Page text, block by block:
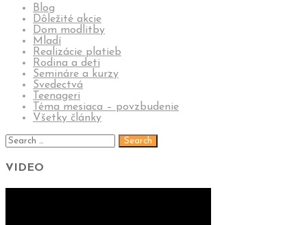
Blog
Dôležité akcie
Dom modlitby
Mladí
Realizácie platieb
Rodina a deti
Semináre a kurzy
Svedectvá
Teenageri
Téma mesiaca – povzbudenie
Všetky články
VIDEO